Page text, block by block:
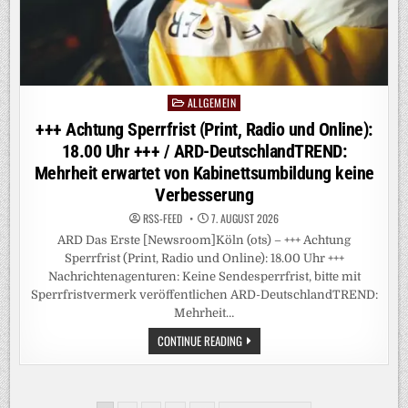
MEIST
SICHER
–
ABER
GEFÜHL
DER
UNSICHERHEIT
IST
Posted
in
ALLGEMEIN
+++ Achtung Sperrfrist (Print, Radio und Online):
18.00 Uhr +++ / ARD-DeutschlandTREND:
Mehrheit erwartet von Kabinettsumbildung keine
Verbesserung
RSS-FEED 7. AUGUST 2026
ARD Das Erste [Newsroom]Köln (ots) – +++ Achtung
Sperrfrist (Print, Radio und Online): 18.00 Uhr +++
Nachrichtenagenturen: Keine Sendesperrfrist, bitte mit
Sperrfristvermerk veröffentlichen ARD-DeutschlandTREND:
Mehrheit…
CONTINUE READING+++
ACHTUNG
SPERRFRIST